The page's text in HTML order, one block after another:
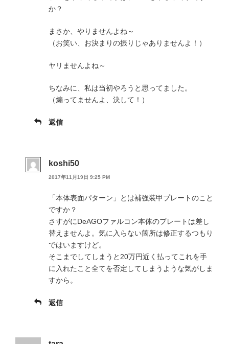
か？
まさか、やりませんよね～
（お笑い、お決まりの振りじゃありませんよ！）
ヤリませんよね～
ちなみに、私は当初やろうと思ってました。
（煽ってませんよ、決して！）
返信
koshi50
2017年11月19日 9:25 PM
「本体表面パターン」とは補強装甲プレートのこと
ですか？
さすがにDeAGOファルコン本体のプレートは差し
替えませんよ。気に入らない箇所は修正するつもり
ではいますけど。
そこまでしてしまうと20万円近く払ってこれを手
に入れたこと全てを否定してしまうような気がしま
すから。
返信